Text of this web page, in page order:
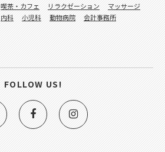
喫茶・カフェ リラクゼーション
マッサージ
内科 小児科 動物病院
会計事務所
FOLLOW US!